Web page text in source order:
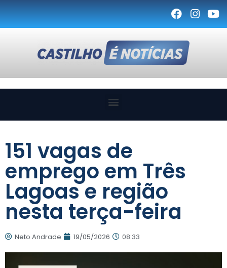
151 vagas de
emprego em Três
Lagoas e região
nesta terça-feira
Neto Andrade 19/05/2026 08:33